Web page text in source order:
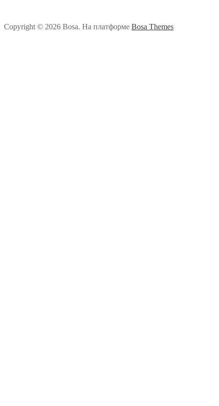
Copyright © 2026 Bosa. На платформе Bosa Themes